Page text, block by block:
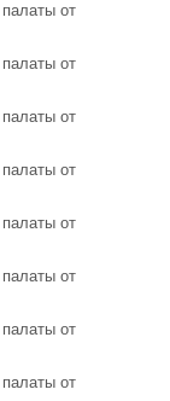
от
от
от
от
от
от
от
от